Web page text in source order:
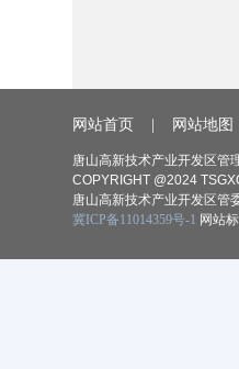
网站首页 网站地图
唐山高新技术产业开发区管
COPYRIGHT @2024
唐山高新技术产业开发区管
冀ICP备11014359号-1 网站